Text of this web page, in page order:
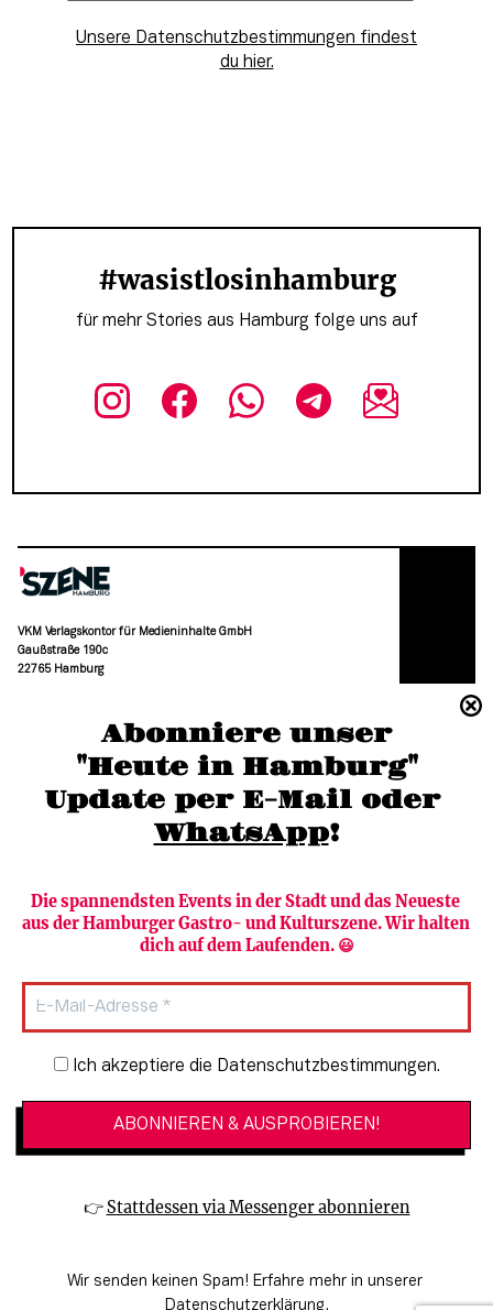
Abonniere unser
"Heute in Hamburg"
Update per E-Mail oder
WhatsApp!
Die spannendsten Events in der Stadt und das Neueste
aus der Hamburger Gastro- und Kulturszene. Wir halten
dich auf dem Laufenden. 😃
Newsletter-Anmeldung
Ich akzeptiere die Datenschutzbestimmungen.
👉 Stattdessen via Messenger abonnieren
Wir senden keinen Spam! Erfahre mehr in unserer
Datenschutzerklärung.
Unsere Datenschutzbestimmungen findest
du hier.
#wasistlosinhamburg
für mehr Stories aus Hamburg folge uns auf
VKM Verlagskontor für Medieninhalte GmbH
Gaußstraße 190c
22765 Hamburg
moc.grubmah-enezs@ofni
Newsletter abonnieren
HAMBURG PUR
🔗 Kinoprogramm
🔗 Genuss-Guide Hamburg
Verlag
Datenschutzbestimmungen